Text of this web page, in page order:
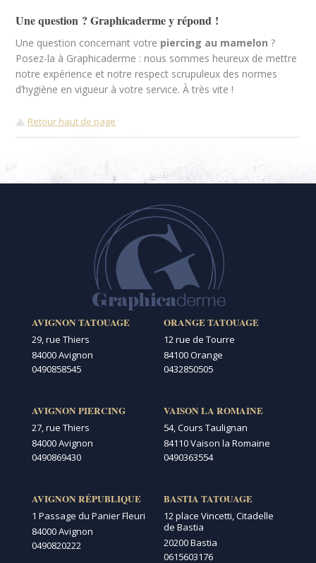
Une question ? Graphicaderme y répond !
Une question concernant votre piercing au mamelon ?
Posez-la à Graphicaderme : nous sommes heureux de mettre
notre expérience et notre respect scrupuleux des normes
d’hygiène en vigueur à votre service. À très vite !
Retour haut de page
AVIGNON TATOUAGE
29, rue Thiers
84000 Avignon
0490858545
AVIGNON PIERCING
27, rue Thiers
84000 Avignon
0490869430
AVIGNON RÉPUBLIQUE
1 Passage du Panier Fleuri
84000 Avignon
0490820222
ORANGE TATOUAGE
12 rue de Tourre
84100 Orange
0432850505
VAISON LA ROMAINE
54, Cours Taulignan
84110 Vaison la Romaine
0490363554
BASTIA TATOUAGE
12 place Vincetti, Citadelle
de Bastia
20200 Bastia
0615603176